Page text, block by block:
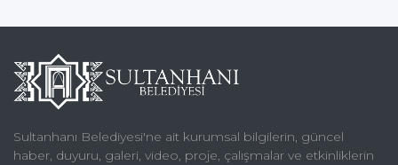
Sultanhanı Belediyesi'ne ait kurumsal bilgilerin, güncel
haber, duyuru, galeri, video, proje, çalışmalar ve etkinliklerin